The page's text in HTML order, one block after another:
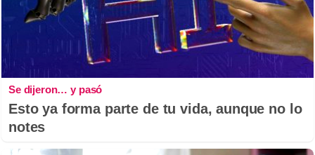
Se dijeron… y pasó
Esto ya forma parte de tu vida, aunque no lo
notes